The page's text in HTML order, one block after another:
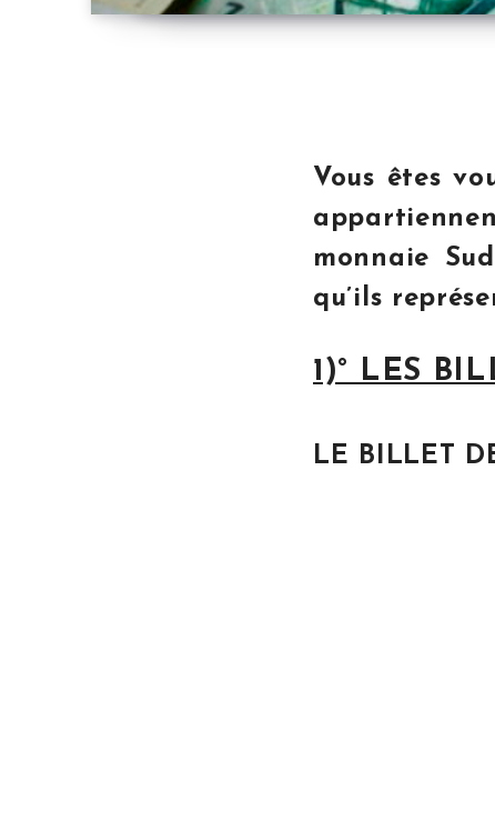
Vous êtes
monnaie
qu’ils
1)° LES
LE BILLET